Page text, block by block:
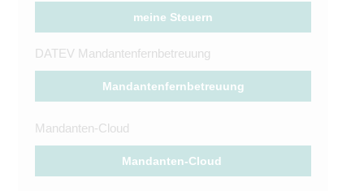
meine Steuern
DATEV Mandantenfernbetreuung
Mandantenfernbetreuung
Mandanten-Cloud
Mandanten-Cloud